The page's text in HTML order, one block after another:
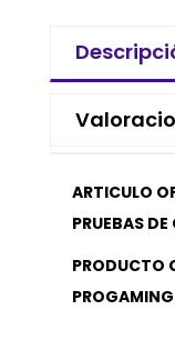
ARTICULO
PRUEBAS
PRODUCTO
PROGAMING